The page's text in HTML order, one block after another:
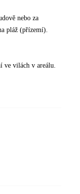
nebo za
pláž (přízemí).
ve vilách v areálu.